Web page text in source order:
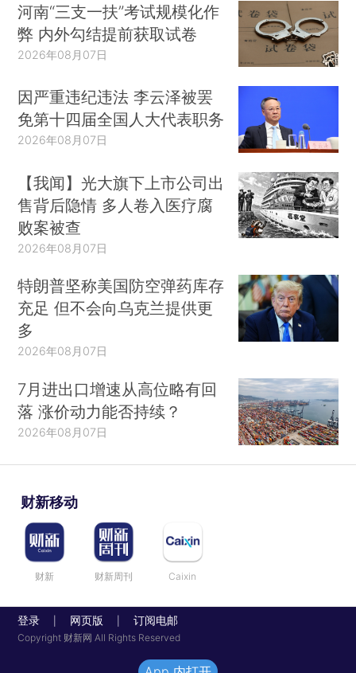
河南“三支一扶”考试规模化作
弊 内外勾结提前获取试卷
2026年08月07日
因严重违纪违法 李云泽被罢
免第十四届全国人大代表职务
2026年08月07日
【我闻】光大旗下上市公司出
售背后隐情 多人卷入医疗腐
败案被查
2026年08月07日
特朗普坚称美国防空弹药库存
充足 但不会向乌克兰提供更
多
2026年08月07日
7月进出口增速从高位略有回
落 涨价动力能否持续？
2026年08月07日
财新移动
财新 财新周刊 Caixin
登录 网页版 订阅电邮
Copyright 财新网 All Rights Reserved